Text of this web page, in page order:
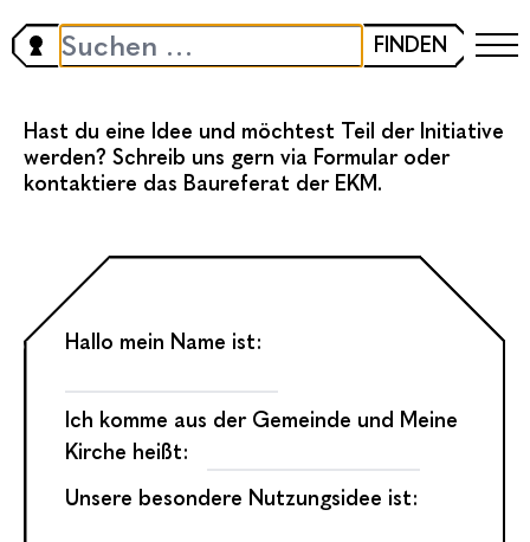
FINDEN
Hast du eine Idee und möchtest Teil der Initiative
werden? Schreib uns gern via Formular oder
kontaktiere das Baureferat der EKM.
Hallo mein Name ist:
Ich komme aus der Gemeinde und Meine
Kirche heißt:
Unsere besondere Nutzungsidee ist: